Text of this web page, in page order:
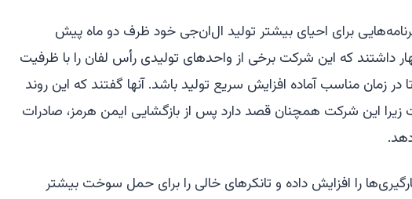
برنامه‌هایی برای احیای بیشتر تولید ال‌ان‌جی خود ظرف دو ماه پیش
داشتند که این شرکت برخی از واحدهای تولیدی رأس لفان را با ظرفیت
در زمان مناسب آماده افزایش سریع تولید باشد. آنها گفتند که این روند
زیرا این شرکت همچنان قصد دارد پس از بازگشایی ایمن هرمز، صادرات
را افزایش داده و تانکرهای خالی را برای حمل سوخت بیشتر